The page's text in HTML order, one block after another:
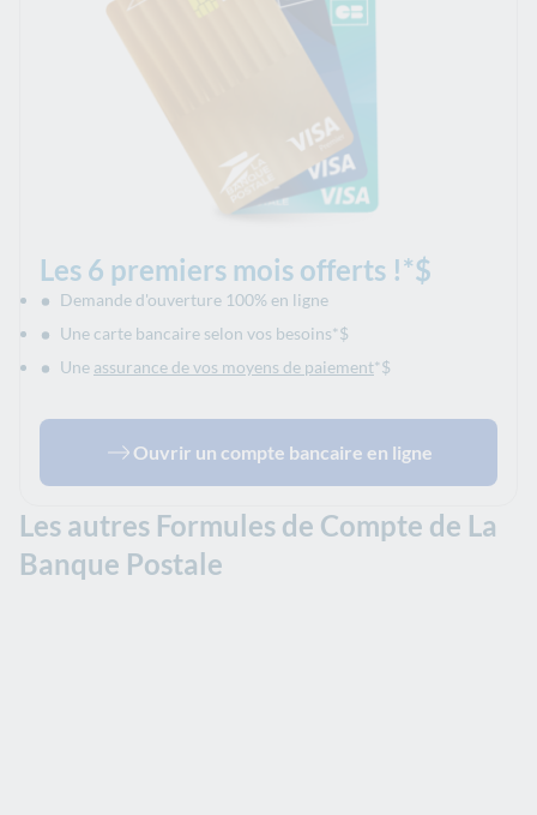
Les 6 premiers mois offerts !*$
Demande d'ouverture 100% en ligne
Une carte bancaire selon vos besoins*$
Une assurance de vos moyens de paiement*$
Ouvrir un compte bancaire en ligne
Les autres Formules de Compte de La
Banque Postale